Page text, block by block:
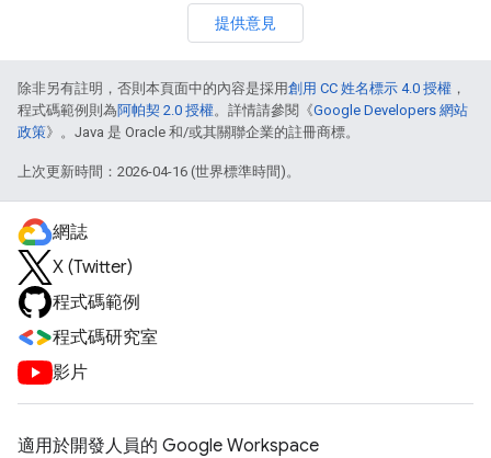
提供意見
除非另有註明，否則本頁面中的內容是採用創用 CC 姓名標示 4.0 授權 ，
程式碼範例則為阿帕契 2.0 授權。詳情請參閱《Google Developers 網站
政策》。Java 是 Oracle 和/或其關聯企業的註冊商標。
上次更新時間：2026-04-16 (世界標準時間)。
網誌
X (Twitter)
程式碼範例
程式碼研究室
影片
適用於開發人員的 Google Workspace